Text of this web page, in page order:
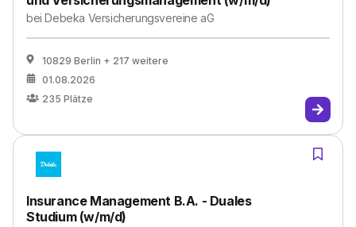
beiDebeka Versicherungsvereine aG
10829 Berlin + 217 weitere
01.08.2026
235 Plätze
Insurance Management B.A. - Duales
Studium (w/m/d)